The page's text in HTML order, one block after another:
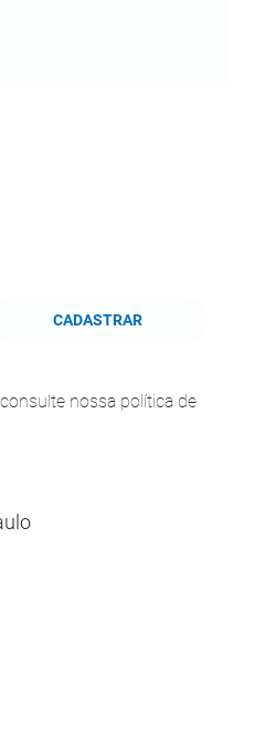
CADASTRAR
nossa política de